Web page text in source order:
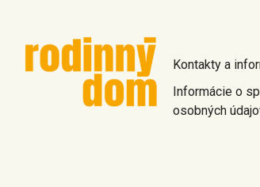
Kontakty a
Informácie o
osobných